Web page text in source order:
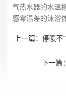
气热水器的水温
感零温差的沐浴
上一篇： 停暖不
下一篇：